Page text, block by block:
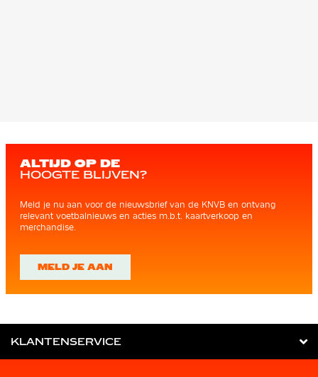
ALTIJD OP DE
HOOGTE BLIJVEN?
Meld je nu aan voor de nieuwsbrief van de KNVB en ontvang
relevant voetbalnieuws en acties m.b.t. kaartverkoop en
merchandise.
MELD JE AAN
KLANTENSERVICE